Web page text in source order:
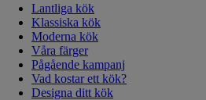
Lantliga kök
Klassiska kök
Moderna kök
Våra färger
Pågående kampanj
Vad kostar ett kök?
Designa ditt kök